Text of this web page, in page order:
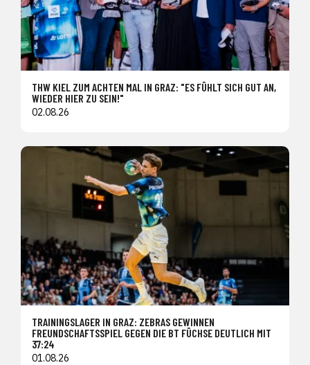
THW KIEL ZUM ACHTEN MAL IN GRAZ: "ES FÜHLT SICH GUT AN,
WIEDER HIER ZU SEIN!"
02.08.26
TRAININGSLAGER IN GRAZ: ZEBRAS GEWINNEN
FREUNDSCHAFTSSPIEL GEGEN DIE BT FÜCHSE DEUTLICH MIT
37:24
01.08.26